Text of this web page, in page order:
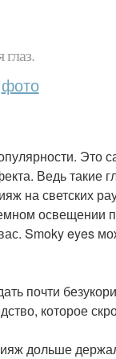
фото
Это
Ведь такие
на светских
освещении
Smoky eyes
почти
которое
дольше